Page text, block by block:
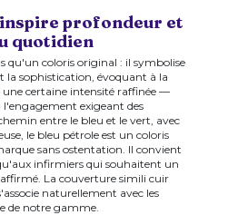
profondeur et
quotidien
qu'un coloris original : il symbolise
la sophistication, évoquant à la
une certaine intensité raffinée —
l'engagement exigeant des
entre le bleu et le vert, avec
le bleu pétrole est un coloris
sans ostentation. Il convient
infirmiers qui souhaitent un
La couverture simili cuir
naturellement avec les
de notre gamme.